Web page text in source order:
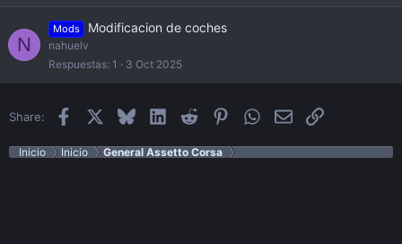
N
Mods Modificacion de coches
nahuelv
Respuestas 1 3 Oct 2025
Share: Facebook BlueskyLinkedInReddit PinterestWhatsApp
EmailEnlace
Inicio Inicio General Assetto Corsa